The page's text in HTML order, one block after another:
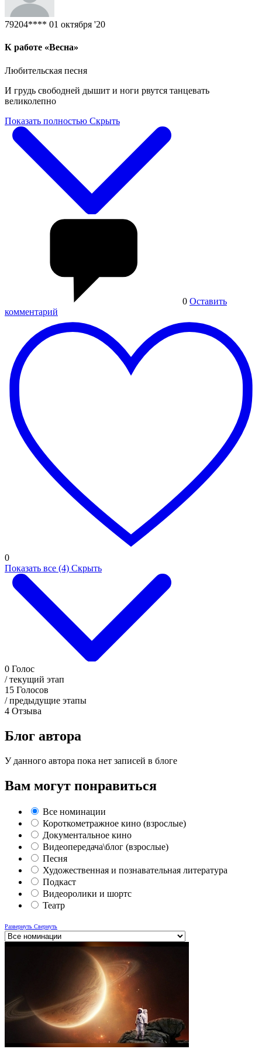
79204**** 01 октября '20
К работе «Весна»
Любительская песня
И грудь свободней дышит и ноги рвутся танцевать
великолепно
Показать полностью Скрыть
0 Оставить
комментарий
0
Показать все (4) Скрыть
0 Голос
/ текущий этап
15 Голосов
/ предыдущие этапы
4 Отзыва
Блог автора
У данного автора пока нет записей в блоге
Вам могут понравиться
Все номинации
Короткометражное кино (взрослые)
Документальное кино
Видеопередача\блог (взрослые)
Песня
Художественная и познавательная литература
Подкаст
Видеоролики и шортс
Театр
Развернуть Свернуть